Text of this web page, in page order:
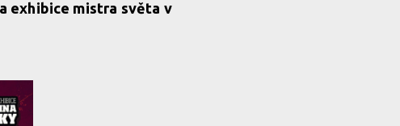
exhibice mistra světa v